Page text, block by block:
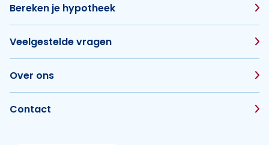
Bereken je hypotheek
Veelgestelde vragen
Over ons
Contact